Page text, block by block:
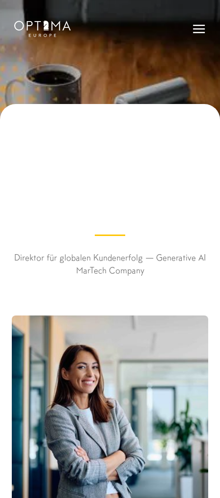
Direktor für globalen Kundenerfolg — Generative AI
MarTech Company